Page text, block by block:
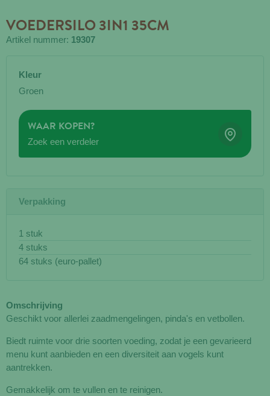
VOEDERSILO 3IN1 35CM
Artikel nummer: 19307
Kleur
Groen
WAAR KOPEN?
Zoek een verdeler
Verpakking
1 stuk
4 stuks
64 stuks (euro-pallet)
Omschrijving
Geschikt voor allerlei zaadmengelingen, pinda's en vetbollen.
Biedt ruimte voor drie soorten voeding, zodat je een gevarieerd
menu kunt aanbieden en een diversiteit aan vogels kunt
aantrekken.
Gemakkelijk om te vullen en te reinigen.